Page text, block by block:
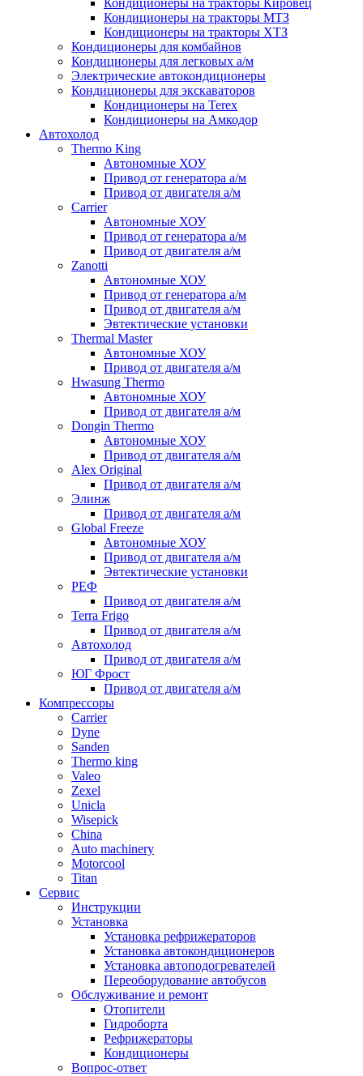
Кондиционеры на тракторы Кировец
Кондиционеры на тракторы МТЗ
Кондиционеры на тракторы ХТЗ
Кондиционеры для комбайнов
Кондиционеры для легковых а/м
Электрические автокондиционеры
Кондиционеры для экскаваторов
Кондиционеры на Terex
Кондиционеры на Амкодор
Автохолод
Thermo King
Автономные ХОУ
Привод от генератора а/м
Привод от двигателя а/м
Carrier
Автономные ХОУ
Привод от генератора а/м
Привод от двигателя а/м
Zanotti
Автономные ХОУ
Привод от генератора а/м
Привод от двигателя а/м
Эвтектические установки
Thermal Master
Автономные ХОУ
Привод от двигателя а/м
Hwasung Thermo
Автономные ХОУ
Привод от двигателя а/м
Dongin Thermo
Автономные ХОУ
Привод от двигателя а/м
Alex Original
Привод от двигателя а/м
Элинж
Привод от двигателя а/м
Global Freeze
Автономные ХОУ
Привод от двигателя а/м
Эвтектические установки
РЕФ
Привод от двигателя а/м
Terra Frigo
Привод от двигателя а/м
Автохолод
Привод от двигателя а/м
ЮГ Фрост
Привод от двигателя а/м
Компрессоры
Carrier
Dyne
Sanden
Thermo king
Valeo
Zexel
Unicla
Wisepick
China
Auto machinery
Motorcool
Titan
Сервис
Инструкции
Установка
Установка рефрижераторов
Установка автокондиционеров
Установка автоподогревателей
Переоборудование автобусов
Обслуживание и ремонт
Отопители
Гидроборта
Рефрижераторы
Кондиционеры
Вопрос-ответ